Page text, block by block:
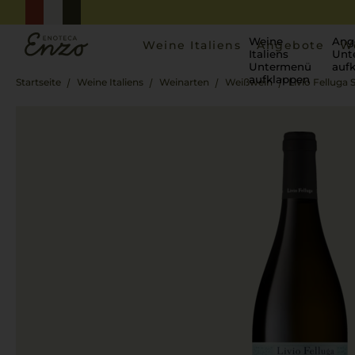
Weine Italiens
Weine
Italiens
Untermenü
aufklappen
Angebote
Startseite Weine Italiens Weinarten Weißwein Livio Felluga